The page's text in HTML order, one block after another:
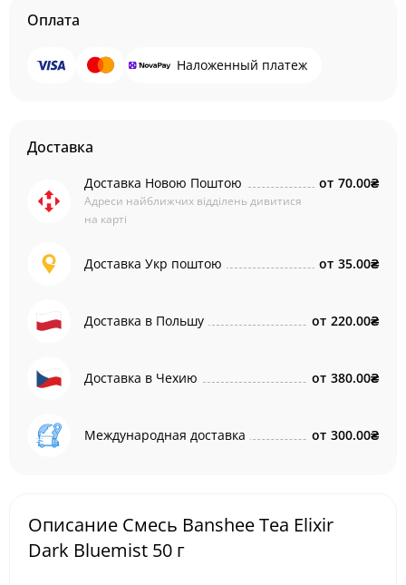
Оплата
Наложенный платеж
Доставка
Доставка Новою Поштою
Адреси найближчих відділень дивитися
на карті
от 70.00₴
Доставка Укр поштою от 35.00₴
Доставка в Польшу от 220.00₴
Доставка в Чехию от 380.00₴
Международная доставка от 300.00₴
Описание Смесь Banshee Tea Elixir
Dark Bluemist 50 г